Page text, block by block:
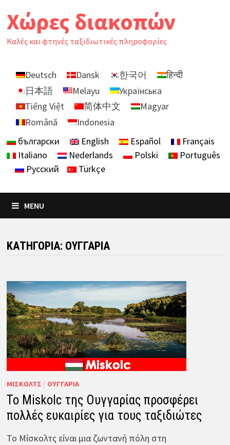
toΧώρες διακοπών
Καλές και φτηνές ταξιδιωτικές πληροφορίες
Deutsch Dansk 한국어
हिन्दी
日本語
Melayu
Українська
Tiếng Việt
简体中文
Magyar
Română
Indonesia
български
English Español
Français
Italiano
Nederlands Polski
Português
Русский
Türkçe
MENU
ΚΑΤΗΓΟΡΊΑ: ΟΥΓΓΑΡΊΑ
ΜΊΣΚΟΛΤΣ / ΟΥΓΓΑΡΊΑ
Το Miskolc της Ουγγαρίας προσφέρει
πολλές ευκαιρίες για τους ταξιδιώτες
Το Μίσκολτς είναι μια ζωντανή πόλη στη